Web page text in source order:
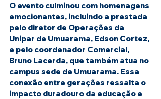
O evento culminou com homenagens
emocionantes, incluindo a prestada
pelo diretor de Operações da
Unipar de Umuarama, Edson Cortez,
e pelo coordenador Comercial,
Bruno Lacerda, que também atua no
campus sede de Umuarama. Essa
conexão entre gerações ressalta o
impacto duradouro da educação e